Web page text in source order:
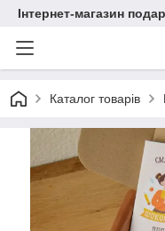
Інтернет-магазин
Каталог товарів